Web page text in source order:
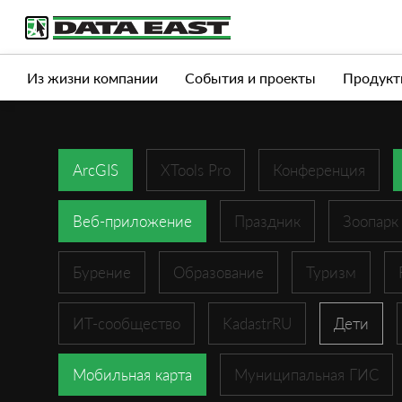
Услуги Продукты Истории успеха
Из жизни компании События и проекты
ArcGIS XTools Pro Конференция
Веб-приложение Праздник Зоопарк
Бурение Образование Туризм
ИТ-сообщество KadastrRU Дети
Мобильная карта Муниципальная ГИС